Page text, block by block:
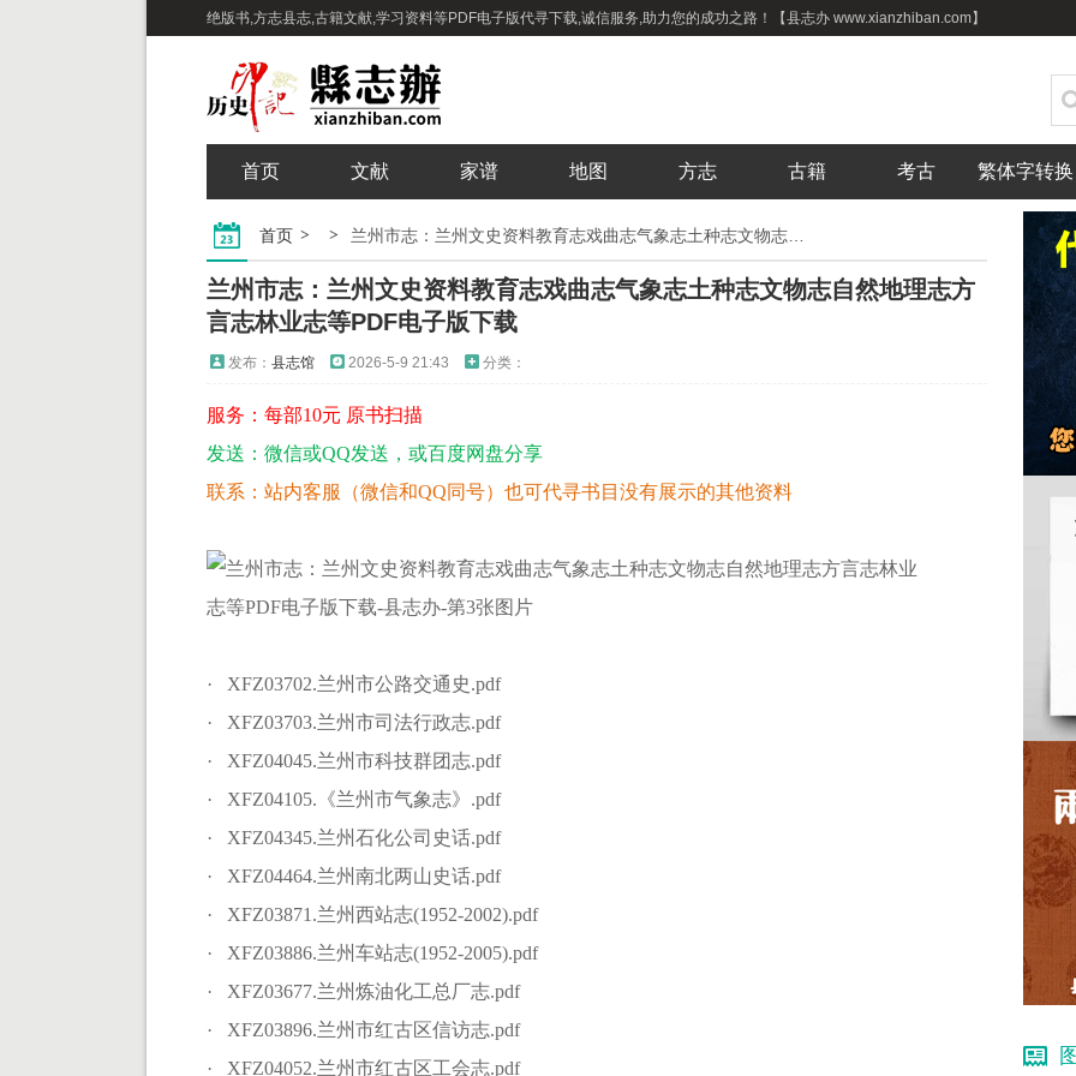
绝版书,方志县志,古籍文献,学习资料等PDF电子版代寻下载,诚信服务,助力您的成功之路！【县志办 www.xianzhiban.com】
首页 文献 家谱 地图 方志 古籍 考古 繁体字转换
首页
兰州市志：兰州文史资料教育志戏曲志气象志土种志文物志自然地理志方
言志林业志等PDF电子版下载
发布： 县志馆 2026-5-9 21:43 分类：
服务：每部10元 原书扫描
发送：微信或QQ发送，或百度网盘分享
联系：站内客服（微信和QQ同号）也可代寻书目没有展示的其他资料
· XFZ03702.兰州市公路交通史.pdf
· XFZ03703.兰州市司法行政志.pdf
· XFZ04045.兰州市科技群团志.pdf
· XFZ04105.《兰州市气象志》.pdf
· XFZ04345.兰州石化公司史话.pdf
· XFZ04464.兰州南北两山史话.pdf
· XFZ03871.兰州西站志(1952-2002).pdf
· XFZ03886.兰州车站志(1952-2005).pdf
· XFZ03677.兰州炼油化工总厂志.pdf
· XFZ03896.兰州市红古区信访志.pdf
· XFZ04052.兰州市红古区工会志.pdf